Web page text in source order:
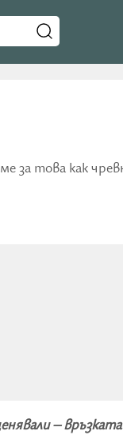
за това как
– връзката